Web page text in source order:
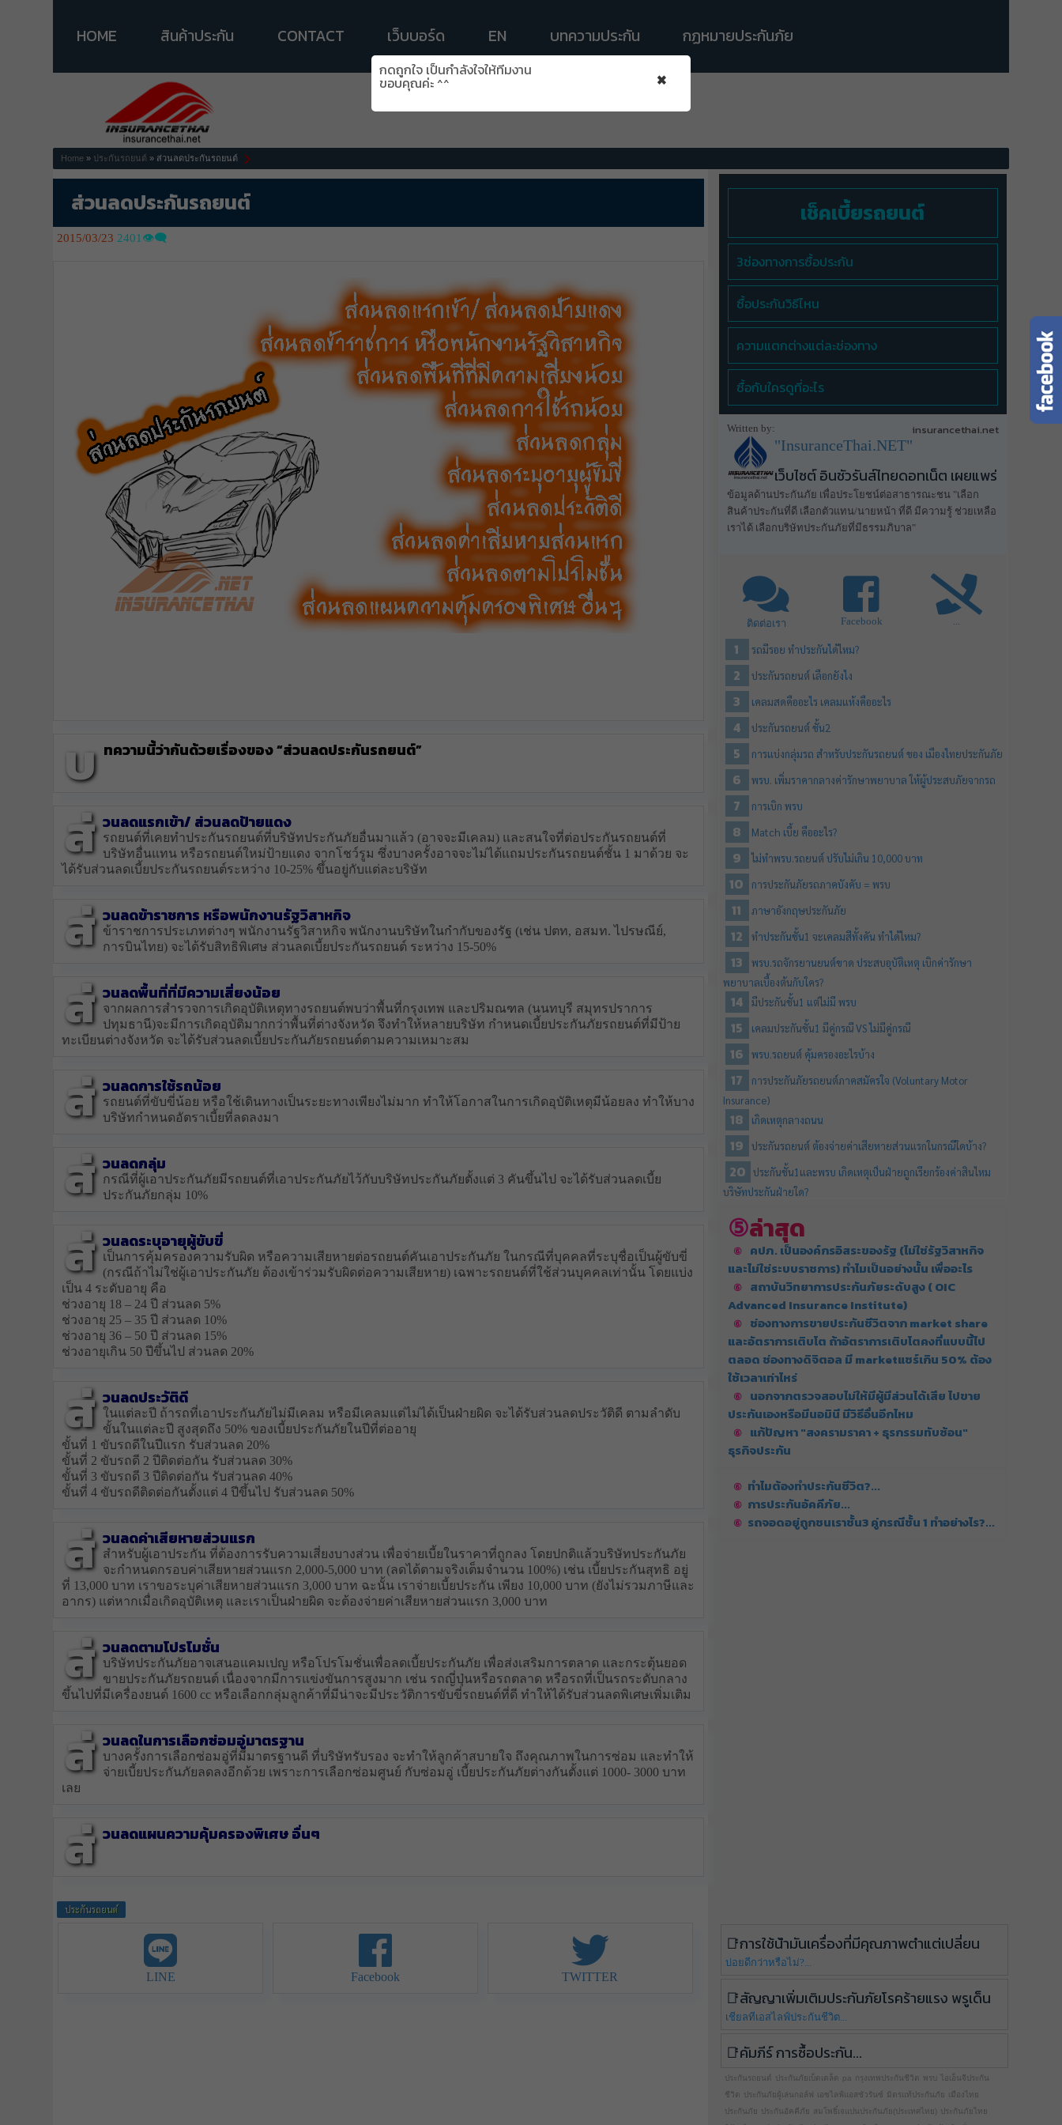
HOME สินค้าประกัน CONTACT เว็บบอร์ด EN บทความประกัน กฏหมายประกันภัย
Home » ประกันรถยนต์ » ส่วนลดประกันรถยนต์
ส่วนลดประกันรถยนต์
2015/03/23 2401👁️‍🗨️
บ ทความนี้ว่ากันด้วยเรื่องของ“ส่วนลดประกันรถยนต์”
ส่ วนลดแรกเข้า/ ส่วนลดป้ายแดง
รถยนต์ที่เคยทำประกันรถยนต์ที่บริษัทประกันภัยอื่นมาแล้ว (อาจจะมีเคลม) และสนใจที่ต่อประกันรถยนต์ที่
บริษัทอื่นแทน หรือรถยนต์ใหม่ป้ายแดง จากโชว์รูม ซึ่งบางครั้งอาจจะไม่ได้แถมประกันรถยนต์ชั้น 1 มาด้วย จะ
ได้รับส่วนลดเบี้ยประกันรถยนต์ระหว่าง 10-25% ขึ้นอยู่กับแต่ละบริษัท
ส่ วนลดข้าราชการ หรือพนักงานรัฐวิสาหกิจ
ข้าราชการประเภทต่างๆ พนักงานรัฐวิสาหกิจ พนักงานบริษัทในกำกับของรัฐ (เช่น ปตท, อสมท. ไปรษณีย์,
การบินไทย) จะได้รับสิทธิพิเศษ ส่วนลดเบี้ยประกันรถยนต์ ระหว่าง 15-50%
ส่ วนลดพื้นที่ที่มีความเสี่ยงน้อย
จากผลการสำรวจการเกิดอุบัติเหตุทางรถยนต์พบว่าพื้นที่กรุงเทพ และปริมณฑล (นนทบุรี สมุทรปราการ
ปทุมธานี)จะมีการเกิดอุบัติมากกว่าพื้นที่ต่างจังหวัด จึงทำให้หลายบริษัท กำหนดเบี้ยประกันภัยรถยนต์ที่มีป้าย
ทะเบียนต่างจังหวัด จะได้รับส่วนลดเบี้ยประกันภัยรถยนต์ตามความเหมาะสม
ส่ วนลดการใช้รถน้อย
รถยนต์ที่ขับขี่น้อย หรือใช้เดินทางเป็นระยะทางเพียงไม่มาก ทำให้โอกาสในการเกิดอุบัติเหตุมีน้อยลง ทำให้บาง
บริษัทกำหนดอัตราเบี้ยที่ลดลงมา
ส่ วนลดกลุ่ม
กรณีที่ผู้เอาประกันภัยมีรถยนต์ที่เอาประกันภัยไว้กับบริษัทประกันภัยตั้งแต่ 3 คันขึ้นไป จะได้รับส่วนลดเบี้ย
ประกันภัยกลุ่ม 10%
ส่ วนลดระบุอายุผู้ขับขี่
เป็นการคุ้มครองความรับผิด หรือความเสียหายต่อรถยนต์คันเอาประกันภัย ในกรณีที่บุคคลที่ระบุชื่อเป็นผู้ขับขี่
(กรณีถ้าไม่ใช่ผู้เอาประกันภัย ต้องเข้าร่วมรับผิดต่อความเสียหาย) เฉพาะรถยนต์ที่ใช้ส่วนบุคคลเท่านั้น โดยแบ่ง
เป็น 4 ระดับอายุ คือ
ช่วงอายุ 18 – 24 ปี ส่วนลด 5%
ช่วงอายุ 25 – 35 ปี ส่วนลด 10%
ช่วงอายุ 36 – 50 ปี ส่วนลด 15%
ช่วงอายุเกิน 50 ปีขึ้นไป ส่วนลด 20%
ส่ วนลดประวัติดี
ในแต่ละปี ถ้ารถที่เอาประกันภัยไม่มีเคลม หรือมีเคลมแต่ไม่ได้เป็นฝ่ายผิด จะได้รับส่วนลดประวัติดี ตามลำดับ
ขั้นในแต่ละปี สูงสุดถึง 50% ของเบี้ยประกันภัยในปีที่ต่ออายุ
ขั้นที่ 1 ขับรถดีในปีแรก รับส่วนลด 20%
ขั้นที่ 2 ขับรถดี 2 ปีติดต่อกัน รับส่วนลด 30%
ขั้นที่ 3 ขับรถดี 3 ปีติดต่อกัน รับส่วนลด 40%
ขั้นที่ 4 ขับรถดีติดต่อกันตั้งแต่ 4 ปีขึ้นไป รับส่วนลด 50%
ส่ วนลดค่าเสียหายส่วนแรก
สำหรับผู้เอาประกัน ที่ต้องการรับความเสี่ยงบางส่วน เพื่อจ่ายเบี้ยในราคาที่ถูกลง โดยปกติแล้วบริษัทประกันภัย
จะกำหนดกรอบค่าเสียหายส่วนแรก 2,000-5,000 บาท (ลดได้ตามจริงเต็มจำนวน 100%) เช่น เบี้ยประกันสุทธิ อยู่
ที่ 13,000 บาท เราขอระบุค่าเสียหายส่วนแรก 3,000 บาท ฉะนั้น เราจ่ายเบี้ยประกัน เพียง 10,000 บาท (ยังไม่รวมภาษีและ
อากร) แต่หากเมื่อเกิดอุบัติเหตุ และเราเป็นฝ่ายผิด จะต้องจ่ายค่าเสียหายส่วนแรก 3,000 บาท
ส่ วนลดตามโปรโมชั่น
บริษัทประกันภัยอาจเสนอแคมเปญ หรือโปรโมชั่นเพื่อลดเบี้ยประกันภัย เพื่อส่งเสริมการตลาด และกระตุ้นยอด
ขายประกันภัยรถยนต์ เนื่องจากมีการแข่งขันการสูงมาก เช่น รถญี่ปุ่นหรือรถตลาด หรือรถที่เป็นรถระดับกลาง
ขึ้นไปที่มีเครื่องยนต์ 1600 cc หรือเลือกกลุ่มลูกค้าที่มีน่าจะมีประวัติการขับขี่รถยนต์ที่ดี ทำให้ได้รับส่วนลดพิเศษเพิ่มเติม
ส่ วนลดในการเลือกซ่อมอู่มาตรฐาน
บางครั้งการเลือกซ่อมอู่ที่มีมาตรฐานดี ที่บริษัทรับรอง จะทำให้ลูกค้าสบายใจ ถึงคุณภาพในการซ่อม และทำให้
จ่ายเบี้ยประกันภัยลดลงอีกด้วย เพราะการเลือกซ่อมศูนย์ กับซ่อมอู่ เบี้ยประกันภัยต่างกันตั้งแต่ 1000- 3000 บาท
เลย
ส่ วนลดแผนความคุ้มครองพิเศษ อื่นๆ
ประกันรถยนต์
LINE Facebook TWITTER
กดถูกใจ เป็นกำลังใจให้ทีมงาน
ขอบคุณค่ะ ^^ ×
เช็คเบี้ยรถยนต์
3ช่องทางการซื้อประกัน
ซื้อประกันวิธีไหน
ความแตกต่างแต่ละช่องทาง
ซื้อกับใครดูที่อะไร
Written by: insurancethai.net
"InsuranceThai.NET"
เว็บไซต์ อินชัวรันส์ไทยดอทเน็ต เผยแพร่
ข้อมูลด้านประกันภัย เพื่อประโยชน์ต่อสาธารณะชน "เลือก
สินค้าประกันที่ดี เลือกตัวแทน/นายหน้า ที่ดี มีความรู้ ช่วยเหลือ
เราได้ เลือกบริษัทประกันภัยที่มีธรรมภิบาล"
ติดต่อเรา Facebook ...
รถมีรอย ทําประกันได้ไหม?
ประกันรถยนต์ เลือกยังไง
เคลมสดคืออะไร เคลมแห้งคืออะไร
ประกันรถยนต์ ชั้น2
การแบ่งกลุ่มรถ สำหรับประกันรถยนต์ ของ เมืองไทยประกันภัย
พรบ. เพิ่มราคากลางค่ารักษาพยาบาล ให้ผู้ประสบภัยจากรถ
การเบิก พรบ
Match เบี้ย คืออะไร?
ไม่ทำพรบ.รถยนต์ ปรับไม่เกิน 10,000 บาท
การประกันภัยรถภาคบังคับ = พรบ
ภาษาอังกฤษประกันภัย
ทำประกันชั้น1 จะเคลมสีทั้งคัน ทำได้ไหม?
พรบ.รถจักรยานยนต์ขาด ประสบอุบัติเหตุ เบิกค่ารักษา
พยาบาลเบื้องต้นกับใคร?
มีประกันชั้น1 แต่ไม่มี พรบ
เคลมประกันชั้น1 มีคู่กรณี VS ไม่มีคู่กรณี
พรบ.รถยนต์ คุ้มครองอะไรบ้าง
การประกันภัยรถยนต์ภาคสมัครใจ (Voluntary Motor
Insurance)
เกิดเหตุกลางถนน
ประกันรถยนต์ ต้องจ่ายค่าเสียหายส่วนแรกในกรณีใดบ้าง?
ประกันชั้น1และพรบ เกิดเหตุเป็นฝ่ายถูกเรียกร้องค่าสินไหม
บริษัทประกันฝ่ายใด?
ล่าสุด
คปภ. เป็นองค์กรอิสระของรัฐ (ไม่ใช่รัฐวิสาหกิจ
และไม่ใช่ระบบราชการ) ทำไมเป็นอย่างนั้น เพื่ออะไร
สถาบันวิทยาการประกันภัยระดับสูง ( OIC
Advanced Insurance Institute)
ช่องทางการขายประกันชีวิตจาก market share
และอัตราการเติบโต ถ้าอัตราการเติบโตคงที่แบบนี้ไป
ตลอด ช่องทางดิจิตอล มี marketแชร์เกิน 50% ต้อง
ใช้เวลาเท่าไหร่
นอกจากตรวจสอบไม่ให้มีผู้มีส่วนได้เสีย ไปขาย
ประกันเองหรือมีนอมินี มีวิธีอื่นอีกไหม
แก้ปัญหา "สงครามราคา + ธุรกรรมทับซ้อน"
ธุรกิจประกัน
ทำไมต้องทำประกันชีวิต?...
การประกันอัคคีภัย...
รถจอดอยู่ถูกชนเราชั้น3 คู่กรณีชั้น 1 ทำอย่างไร?...
การใช้น้ำมันเครื่องที่มีคุณภาพต่ำแต่เปลี่ยน
บ่อยดีกว่าหรือไม่?...
สัญญาเพิ่มเติมประกันภัยโรคร้ายแรง พรูเด็น
เชียลทีเอสไลฟ์ประกันชีวิต...
คัมภีร์ การซื้อประกัน...
ประกันรถยนต์ ประกันภัยเบ็ดเตล็ด pa กรุงเทพประกันชีวิต พรบ
ไอเอ็นจีประกัน
ชีวิต ประกันภัยผู้เล่นกอล์ฟ เอซไลฟ์แอสชัวรันซ์ มิตรแท้ประกันภัย เมืองไทย
ประกันภัย ประกันอัคคีภัย สมโพธิ์เจแปนประกันภัย(ประเทศไทย) ประกันภัยไทย